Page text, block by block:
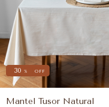
30 % OFF
Mantel Tusor Natural